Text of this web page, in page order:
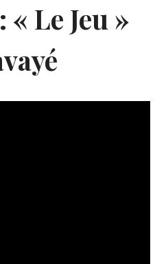
« Le Jeu »